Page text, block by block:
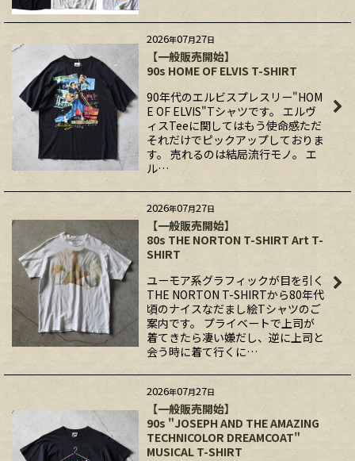
2026年07月27日
【一般販売開始】
90s HOME OF ELVIS T-SHIRT
90年代のエルビスプレスリー"HOM
E OF ELVIS"Tシャツです。 エルヴ
ィスTeeに関してはもう使命感ただ
それだけでピックアップしておりま
す。 売れるのは結局流行モノ。 エ
ル…
2026年07月27日
【一般販売開始】
80s THE NORTON T-SHIRT Art T-
SHIRT
ユーモア系グラフィックが目を引く
THE NORTON T-SHIRTから80年代
頃のナイスなだまし絵Tシャツのご
案内です。 プライベートで上司が
着てきたら凄い嫌だし、逆に上司と
会う時に着て行くに…
2026年07月27日
【一般販売開始】
90s "JOSEPH AND THE AMAZING
TECHNICOLOR DREAMCOAT"
MUSICAL T-SHIRT